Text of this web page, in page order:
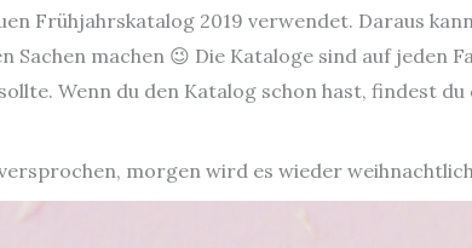
Frühjahrskatalog 2019 verwendet. Daraus
Sachen machen 😉 Die Kataloge sind auf jeden
Wenn du den Katalog schon hast, findest du
morgen wird es wieder